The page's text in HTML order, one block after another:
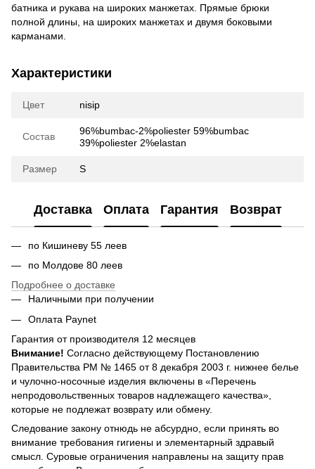
батника и рукава на широких манжетах. Прямые брюки
полной длины, на широких манжетах и двумя боковыми
карманами.
Характеристики
Цвет nisip
Состав
96%bumbac-2%poliester 59%bumbac
39%poliester 2%elastan
Размер S
Доставка Оплата Гарантия Возврат
по Кишиневу 55 леев
по Молдове 80 леев
Подробнее о доставке
Наличными при получении
Оплата Paynet
Гарантия от производителя 12 месяцев
Внимание! Согласно действующему Постановлению
Правительства РМ № 1465 от 8 декабря 2003 г. нижнее белье
и чулочно-носочные изделия включены в «Перечень
непродовольственных товаров надлежащего качества»,
которые не подлежат возврату или обмену.
Следование закону отнюдь не абсурдно, если принять во
внимание требования гигиены и элементарный здравый
смысл. Суровые ограничения направлены на защиту прав